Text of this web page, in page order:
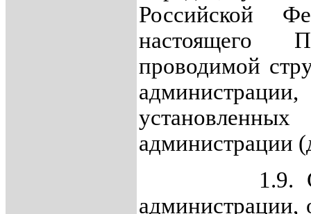
Российской
настоящего
проводимой
администрации
1.9.
администрации,